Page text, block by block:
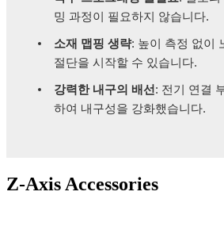
밍 과정이 필요하지 않습니다.
소재 맵핑 생략: 높이 측정 없이
절단을 시작할 수 있습니다.
강력한 내구의 배선: 전기 연결
하여 내구성을 강화했습니다.
Z-Axis Accessories